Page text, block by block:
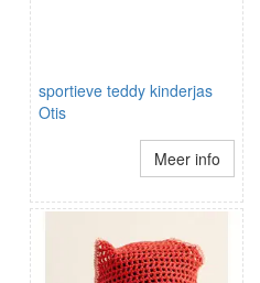
sportieve teddy kinderjas
Otis
Meer info